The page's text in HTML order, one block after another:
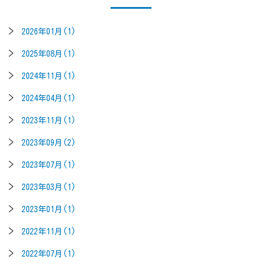
2026年01月(1)
2025年08月(1)
2024年11月(1)
2024年04月(1)
2023年11月(1)
2023年09月(2)
2023年07月(1)
2023年03月(1)
2023年01月(1)
2022年11月(1)
2022年07月(1)